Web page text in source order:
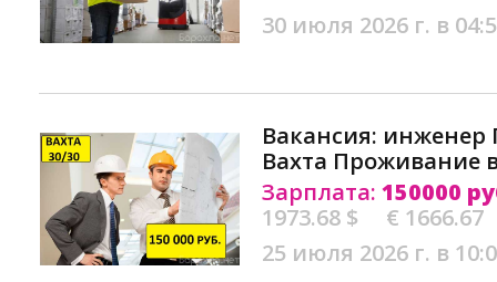
30 июля 2026 г. в
Вакансия:
Вахта Проживание
Зарплата: 150000
1973.68 $
€ 1666.67
25 июля 2026 г. в